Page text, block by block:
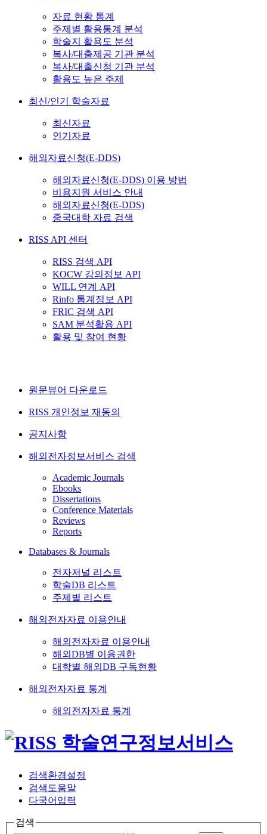
자료 현황 통계
주제별 활용통계 분석
학술지 활용도 분석
복사/대출제공 기관 분석
복사/대출신청 기관 분석
활용도 높은 주제
최신/인기 학술자료
최신자료
인기자료
해외자료신청(E-DDS)
해외자료신청(E-DDS) 이용 방법
비용지원 서비스 안내
해외자료신청(E-DDS)
중국대학 자료 검색
RISS API 센터
RISS 검색 API
KOCW 강의정보 API
WILL 연계 API
Rinfo 통계정보 API
FRIC 검색 API
SAM 분석활용 API
활용 및 참여 현황
원문뷰어 다운로드
RISS 개인정보 재동의
공지사항
해외전자정보서비스 검색
Academic Journals
Ebooks
Dissertations
Conference Materials
Reviews
Reports
Databases & Journals
전자저널 리스트
학술DB 리스트
주제별 리스트
해외전자자료 이용안내
해외전자자료 이용안내
해외DB별 이용권한
대학별 해외DB 구독현황
해외전자자료 통계
해외전자자료 통계
검색환경설정
검색도움말
다국어입력
검색